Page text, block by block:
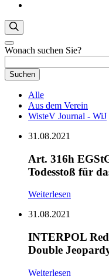
Wonach suchen Sie?
Suchen
Alle
Aus dem Verein
WisteV Journal - WiJ
31.08.2021
Art. 316h
Todesstoß für
Weiterlesen
31.08.2021
INTERPOL
Double
Weiterlesen